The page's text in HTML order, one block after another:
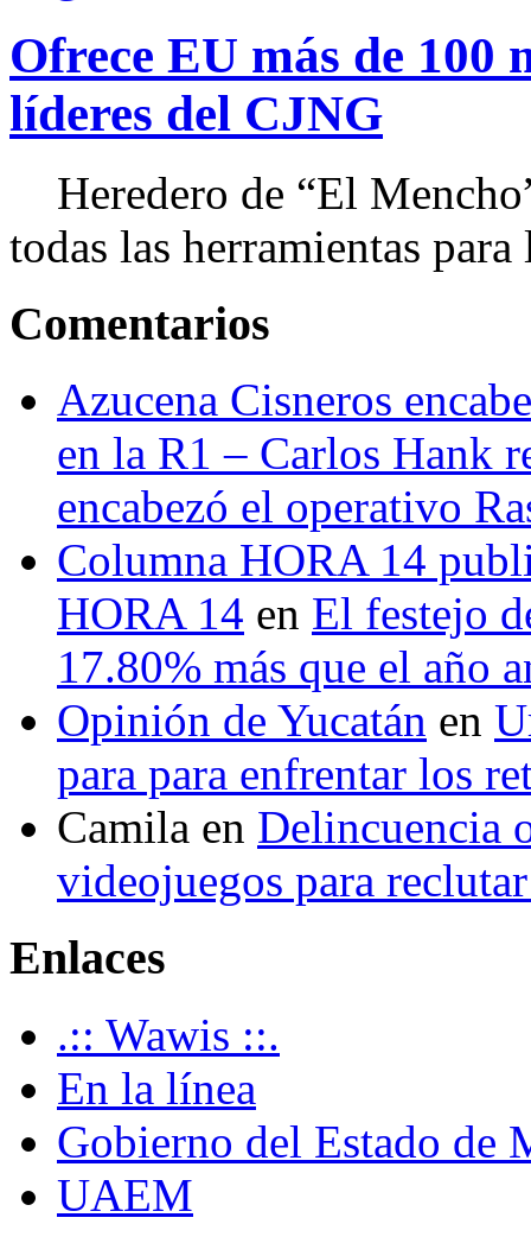
Ofrece EU más de 100
líderes del CJNG
Heredero de “El
todas las herramientas
Comentarios
Azucena Cisneros
en la R1 – Carlos Hank
encabezó el operativo
Columna HORA 14
HORA 14 en El festejo
17.80% más que el año
Opinión de Yucatán en
para para enfrentar los
Camila en Delincuencia
videojuegos para
Enlaces
.:: Wawis ::.
En la línea
Gobierno del Estado de
UAEM